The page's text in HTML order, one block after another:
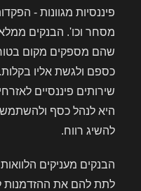
פיננסיות מגוונות -
מסחר וכו'. הבנקים
שהם מספקים מקום
כספם ולגשת אליו
שירותים פיננסיים
היא לנהל כסף ולהשתמש
להשיג רווח.
הבנקים מעניקים
לתת להם את